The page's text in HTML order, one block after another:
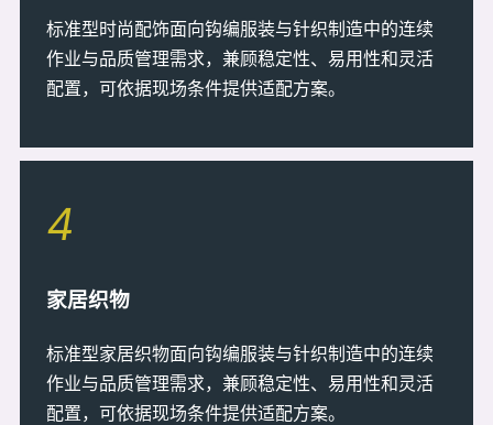
标准型时尚配饰面向钩编服装与针织制造中的连续
作业与品质管理需求，兼顾稳定性、易用性和灵活
配置，可依据现场条件提供适配方案。
4
家居织物
标准型家居织物面向钩编服装与针织制造中的连续
作业与品质管理需求，兼顾稳定性、易用性和灵活
配置，可依据现场条件提供适配方案。